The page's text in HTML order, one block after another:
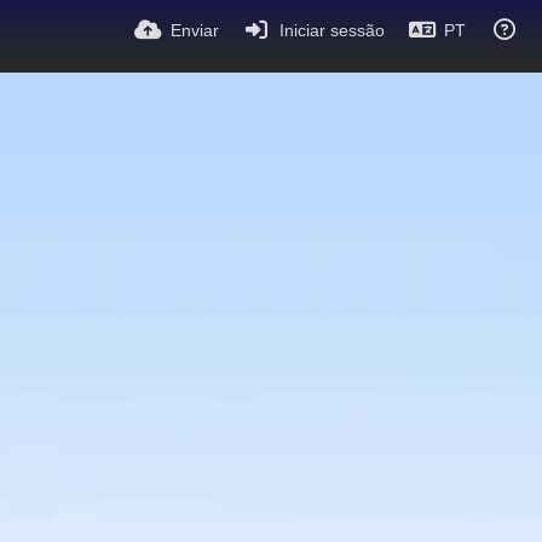
Enviar Iniciar sessão PT